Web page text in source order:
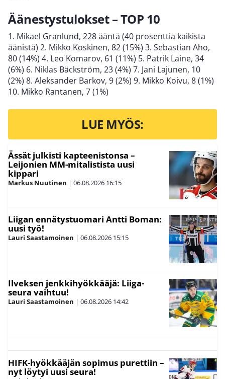
Äänestystulokset – TOP 10
1. Mikael Granlund, 228 ääntä (40 prosenttia kaikista
äänistä) 2. Mikko Koskinen, 82 (15%) 3. Sebastian Aho,
80 (14%) 4. Leo Komarov, 61 (11%) 5. Patrik Laine, 34
(6%) 6. Niklas Bäckström, 23 (4%) 7. Jani Lajunen, 10
(2%) 8. Aleksander Barkov, 9 (2%) 9. Mikko Koivu, 8 (1%)
10. Mikko Rantanen, 7 (1%)
LUE MYÖS:
Ässät julkisti kapteenistonsa –
Leijonien MM-mitalistista uusi
kippari
Markus Nuutinen | 06.08.2026 16:15
Liigan ennätystuomari Antti Boman:
uusi työ!
Lauri Saastamoinen | 06.08.2026 15:15
Ilveksen jenkkihyökkääjä: Liiga-
seura vaihtuu!
Lauri Saastamoinen | 06.08.2026 14:42
HIFK-hyökkääjän sopimus purettiin –
nyt löytyi uusi seura!